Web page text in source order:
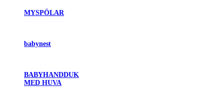
MYSPÖLAR
babynest
BABYHANDDUK
MED HUVA